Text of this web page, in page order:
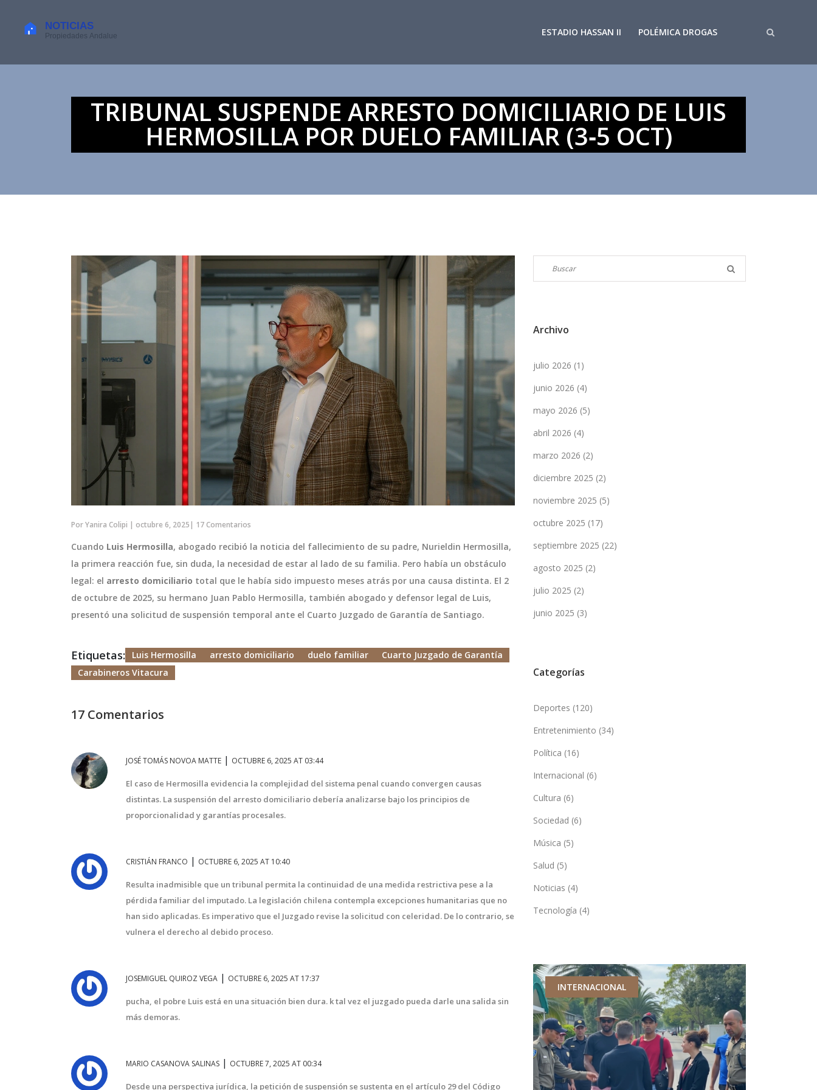
ESTADIO HASSAN II POLÉMICA DROGAS
TRIBUNAL SUSPENDE ARRESTO DOMICILIARIO DE LUIS
HERMOSILLA POR DUELO FAMILIAR (3‑5 OCT)
PorYanira Colipi | octubre 6, 2025| 17 Comentarios
Cuando Luis Hermosilla, abogado recibió la noticia del fallecimiento de su padre, Nurieldin Hermosilla,
la primera reacción fue, sin duda, la necesidad de estar al lado de su familia. Pero había un obstáculo
legal: el arresto domiciliario total que le había sido impuesto meses atrás por una causa distinta. El 2
de octubre de 2025, su hermano Juan Pablo Hermosilla, también abogado y defensor legal de Luis,
presentó una solicitud de suspensión temporal ante el Cuarto Juzgado de Garantía de Santiago.
Etiquetas: Luis Hermosilla arresto domiciliario duelo familiar
Cuarto Juzgado de Garantía
Carabineros Vitacura
17 Comentarios
JOSÉ TOMÁS NOVOA MATTE | OCTUBRE 6, 2025 AT 03:44
El caso de Hermosilla evidencia la complejidad del sistema penal cuando convergen causas
distintas. La suspensión del arresto domiciliario debería analizarse bajo los principios de
proporcionalidad y garantías procesales.
CRISTIÁN FRANCO | OCTUBRE 6, 2025 AT 10:40
Resulta inadmisible que un tribunal permita la continuidad de una medida restrictiva pese a la
pérdida familiar del imputado. La legislación chilena contempla excepciones humanitarias que no
han sido aplicadas. Es imperativo que el Juzgado revise la solicitud con celeridad. De lo contrario, se
vulnera el derecho al debido proceso.
JOSEMIGUEL QUIROZ VEGA | OCTUBRE 6, 2025 AT 17:37
pucha, el pobre Luis está en una situación bien dura. k tal vez el juzgado pueda darle una salida sin
más demoras.
MARIO CASANOVA SALINAS | OCTUBRE 7, 2025 AT 00:34
Desde una perspectiva jurídica, la petición de suspensión se sustenta en el artículo 29 del Código
Archivo
julio 2026 (1)
junio 2026 (4)
mayo 2026 (5)
abril 2026 (4)
marzo 2026 (2)
diciembre 2025 (2)
noviembre 2025 (5)
octubre 2025 (17)
septiembre 2025 (22)
agosto 2025 (2)
julio 2025 (2)
junio 2025 (3)
Categorías
Deportes (120)
Entretenimiento (34)
Política (16)
Internacional (6)
Cultura (6)
Sociedad (6)
Música (5)
Salud (5)
Noticias (4)
Tecnología (4)
INTERNACIONAL